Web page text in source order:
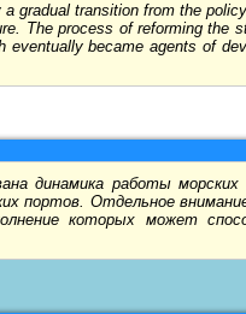
gradual transition from the
The process of reforming the
became agents of
динамика работы морских
портов. Отдельное
которых может